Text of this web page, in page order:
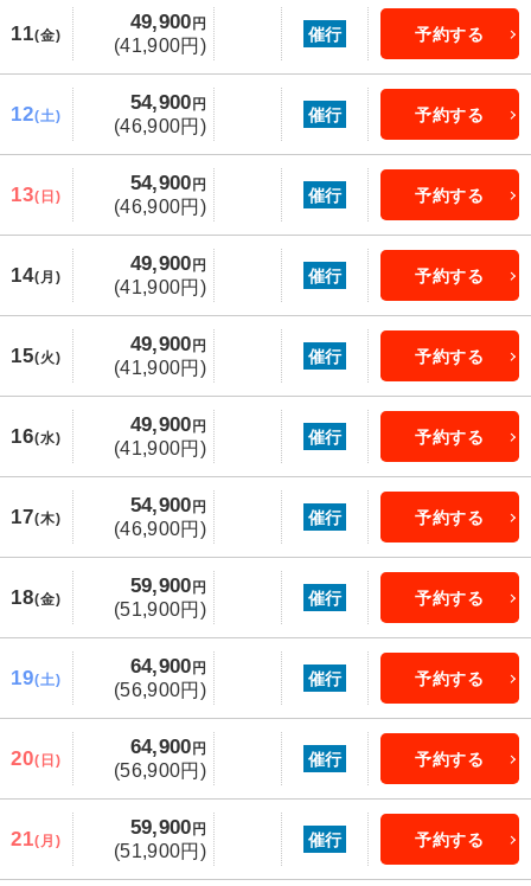
11(金)
49,900 円
(41,900円)
催行 予約する
12(土)
54,900 円
(46,900円)
催行 予約する
13(日)
54,900 円
(46,900円)
催行 予約する
14(月)
49,900 円
(41,900円)
催行 予約する
15(火)
49,900 円
(41,900円)
催行 予約する
16(水)
49,900 円
(41,900円)
催行 予約する
17(木)
54,900 円
(46,900円)
催行 予約する
18(金)
59,900 円
(51,900円)
催行 予約する
19(土)
64,900 円
(56,900円)
催行 予約する
20(日)
64,900 円
(56,900円)
催行 予約する
21(月)
59,900 円
(51,900円)
催行 予約する